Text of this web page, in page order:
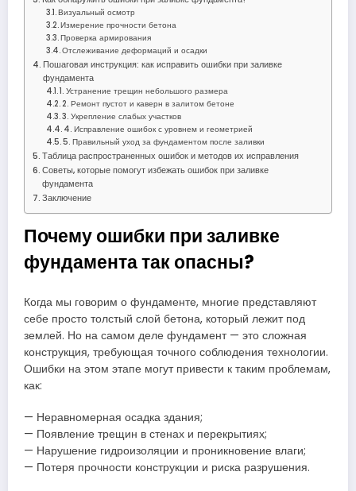
Визуальный осмотр
Измерение прочности бетона
Проверка армирования
Отслеживание деформаций и осадки
Пошаговая инструкция: как исправить ошибки при заливке
фундамента
1. Устранение трещин небольшого размера
2. Ремонт пустот и каверн в залитом бетоне
3. Укрепление слабых участков
4. Исправление ошибок с уровнем и геометрией
5. Правильный уход за фундаментом после заливки
Таблица распространенных ошибок и методов их исправления
Советы, которые помогут избежать ошибок при заливке
фундамента
Заключение
Почему ошибки при заливке
фундамента так опасны?
Когда мы говорим о фундаменте, многие представляют
себе просто толстый слой бетона, который лежит под
землей. Но на самом деле фундамент — это сложная
конструкция, требующая точного соблюдения технологии.
Ошибки на этом этапе могут привести к таким проблемам,
как:
— Неравномерная осадка здания;
— Появление трещин в стенах и перекрытиях;
— Нарушение гидроизоляции и проникновение влаги;
— Потеря прочности конструкции и риска разрушения.